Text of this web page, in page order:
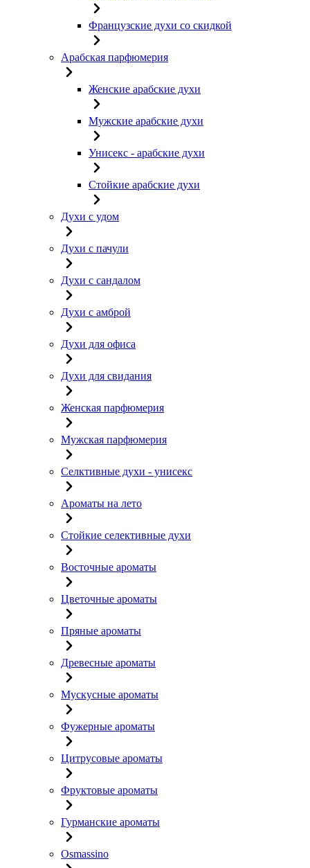
Французские духи со скидкой
Арабская парфюмерия
Женские арабские духи
Мужские арабские духи
Унисекс - арабские духи
Стойкие арабские духи
Духи с удом
Духи с пачули
Духи с сандалом
Духи с амброй
Духи для офиса
Духи для свидания
Женская парфюмерия
Мужская парфюмерия
Селктивные духи - унисекс
Ароматы на лето
Стойкие селективные духи
Восточные ароматы
Цветочные ароматы
Пряные ароматы
Древесные ароматы
Мускусные ароматы
Фужерные ароматы
Цитрусовые ароматы
Фруктовые ароматы
Гурманские ароматы
Osmassino